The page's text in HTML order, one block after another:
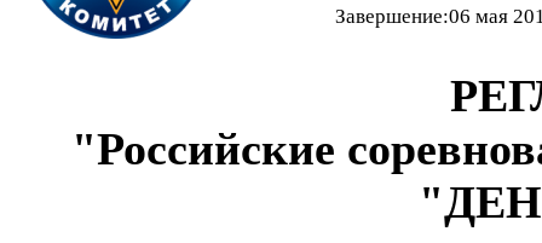
Завершение:06 мая
"Российские